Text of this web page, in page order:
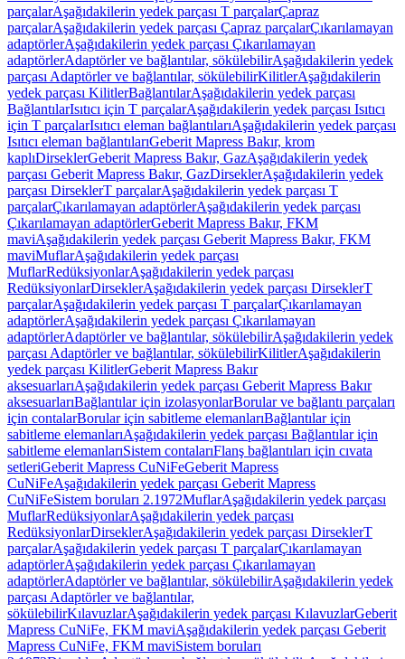
parçalarAşağıdakilerin yedek parçası T parçalarÇapraz
parçalarAşağıdakilerin yedek parçası Çapraz parçalarÇıkarılamayan
adaptörlerAşağıdakilerin yedek parçası Çıkarılamayan
adaptörlerAdaptörler ve bağlantılar, sökülebilirAşağıdakilerin yedek
parçası Adaptörler ve bağlantılar, sökülebilirKilitlerAşağıdakilerin
yedek parçası KilitlerBağlantılarAşağıdakilerin yedek parçası
BağlantılarIsıtıcı için T parçalarAşağıdakilerin yedek parçası Isıtıcı
için T parçalarIsıtıcı eleman bağlantılarıAşağıdakilerin yedek parçası
Isıtıcı eleman bağlantılarıGeberit Mapress Bakır, krom
kaplıDirseklerGeberit Mapress Bakır, GazAşağıdakilerin yedek
parçası Geberit Mapress Bakır, GazDirseklerAşağıdakilerin yedek
parçası DirseklerT parçalarAşağıdakilerin yedek parçası T
parçalarÇıkarılamayan adaptörlerAşağıdakilerin yedek parçası
Çıkarılamayan adaptörlerGeberit Mapress Bakır, FKM
maviAşağıdakilerin yedek parçası Geberit Mapress Bakır, FKM
maviMuflarAşağıdakilerin yedek parçası
MuflarRedüksiyonlarAşağıdakilerin yedek parçası
RedüksiyonlarDirseklerAşağıdakilerin yedek parçası DirseklerT
parçalarAşağıdakilerin yedek parçası T parçalarÇıkarılamayan
adaptörlerAşağıdakilerin yedek parçası Çıkarılamayan
adaptörlerAdaptörler ve bağlantılar, sökülebilirAşağıdakilerin yedek
parçası Adaptörler ve bağlantılar, sökülebilirKilitlerAşağıdakilerin
yedek parçası KilitlerGeberit Mapress Bakır
aksesuarlarıAşağıdakilerin yedek parçası Geberit Mapress Bakır
aksesuarlarıBağlantılar için izolasyonlarBorular ve bağlantı parçaları
için contalarBorular için sabitleme elemanlarıBağlantılar için
sabitleme elemanlarıAşağıdakilerin yedek parçası Bağlantılar için
sabitleme elemanlarıSistem contalarıFlanş bağlantıları için cıvata
setleriGeberit Mapress CuNiFeGeberit Mapress
CuNiFeAşağıdakilerin yedek parçası Geberit Mapress
CuNiFeSistem boruları 2.1972MuflarAşağıdakilerin yedek parçası
MuflarRedüksiyonlarAşağıdakilerin yedek parçası
RedüksiyonlarDirseklerAşağıdakilerin yedek parçası DirseklerT
parçalarAşağıdakilerin yedek parçası T parçalarÇıkarılamayan
adaptörlerAşağıdakilerin yedek parçası Çıkarılamayan
adaptörlerAdaptörler ve bağlantılar, sökülebilirAşağıdakilerin yedek
parçası Adaptörler ve bağlantılar,
sökülebilirKılavuzlarAşağıdakilerin yedek parçası KılavuzlarGeberit
Mapress CuNiFe, FKM maviAşağıdakilerin yedek parçası Geberit
Mapress CuNiFe, FKM maviSistem boruları